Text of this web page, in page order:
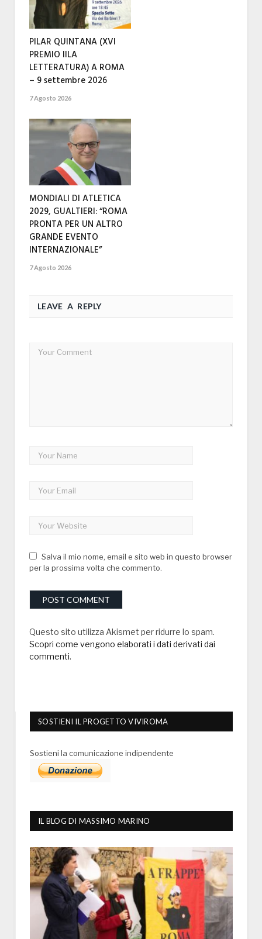
PILAR QUINTANA (XVI
PREMIO IILA
LETTERATURA) A ROMA
– 9 settembre 2026
7 Agosto 2026
MONDIALI DI ATLETICA
2029, GUALTIERI: “ROMA
PRONTA PER UN ALTRO
GRANDE EVENTO
INTERNAZIONALE”
7 Agosto 2026
LEAVE A REPLY
Salva il mio nome, email e sito web in questo browser
per la prossima volta che commento.
Questo sito utilizza Akismet per ridurre lo spam.
Scopri come vengono elaborati i dati derivati dai
commenti.
SOSTIENI IL PROGETTO VIVIROMA
Sostieni la comunicazione indipendente
IL BLOG DI MASSIMO MARINO